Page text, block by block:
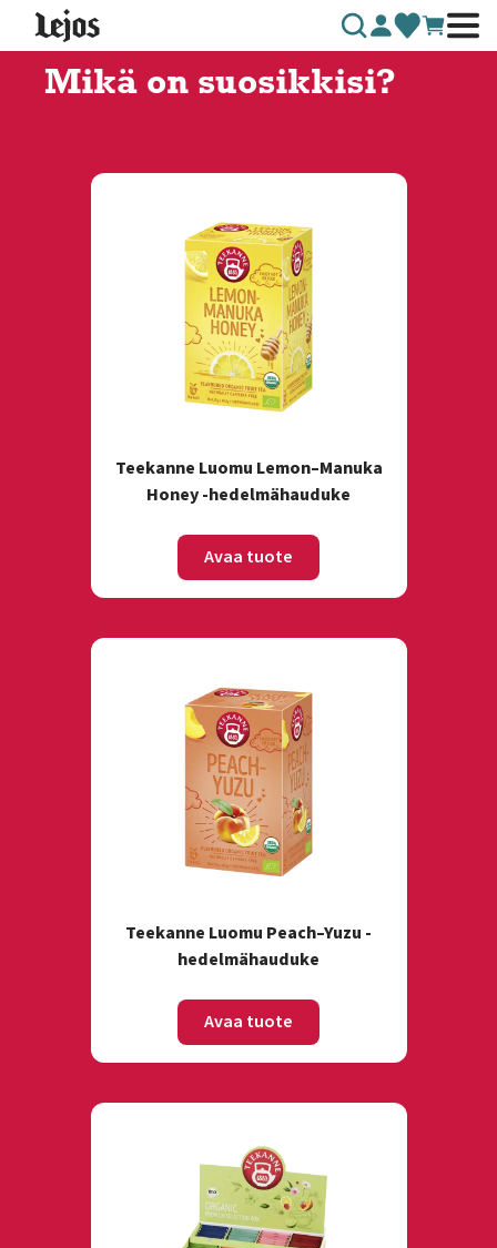
Siirry sisältöön
Mikä on suosikkisi?
Teekanne Luomu Lemon–Manuka
Honey -hedelmähauduke
Avaa tuote
Teekanne Luomu Peach–Yuzu -
hedelmähauduke
Avaa tuote